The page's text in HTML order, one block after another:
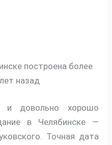
построена более
назад
и довольно хорошо
в Челябинске —
Точная дата